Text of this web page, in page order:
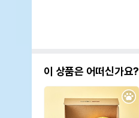
이 상품은 어떠신가요?